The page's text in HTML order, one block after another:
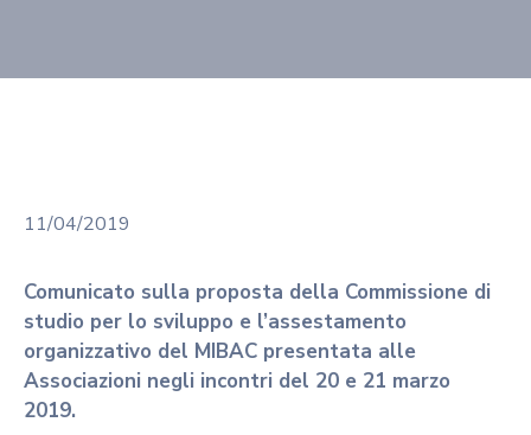
11/04/2019
Comunicato sulla proposta della Commissione di
studio per lo sviluppo e l’assestamento
organizzativo del MIBAC presentata alle
Associazioni negli incontri del 20 e 21 marzo
2019.